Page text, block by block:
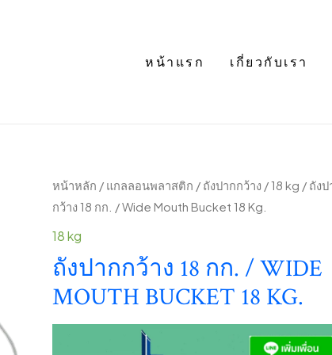
หน้าแรก เกี่ยวกับเรา
หน้าหลัก / แกลลอนพลาสติก / ถังปากกว้าง /18 kg / ถังป
กว้าง 18 กก. / Wide Mouth Bucket 18 Kg.
18 kg
ถังปากกว้าง 18 กก. / WIDE
MOUTH BUCKET 18 KG.